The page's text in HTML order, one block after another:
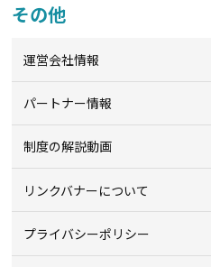
その他
運営会社情報
パートナー情報
制度の解説動画
リンクバナーについて
プライバシーポリシー